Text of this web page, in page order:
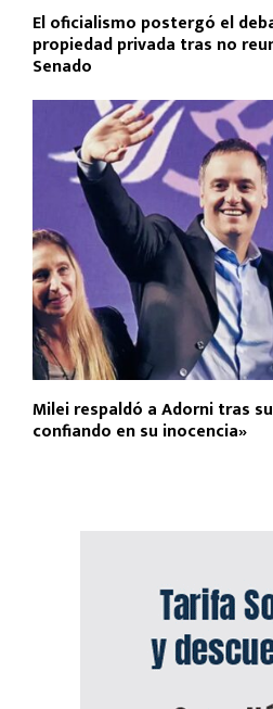
El oficialismo postergó el
propiedad privada tras no
Senado
Milei respaldó a Adorni tras
confiando en su inocencia»